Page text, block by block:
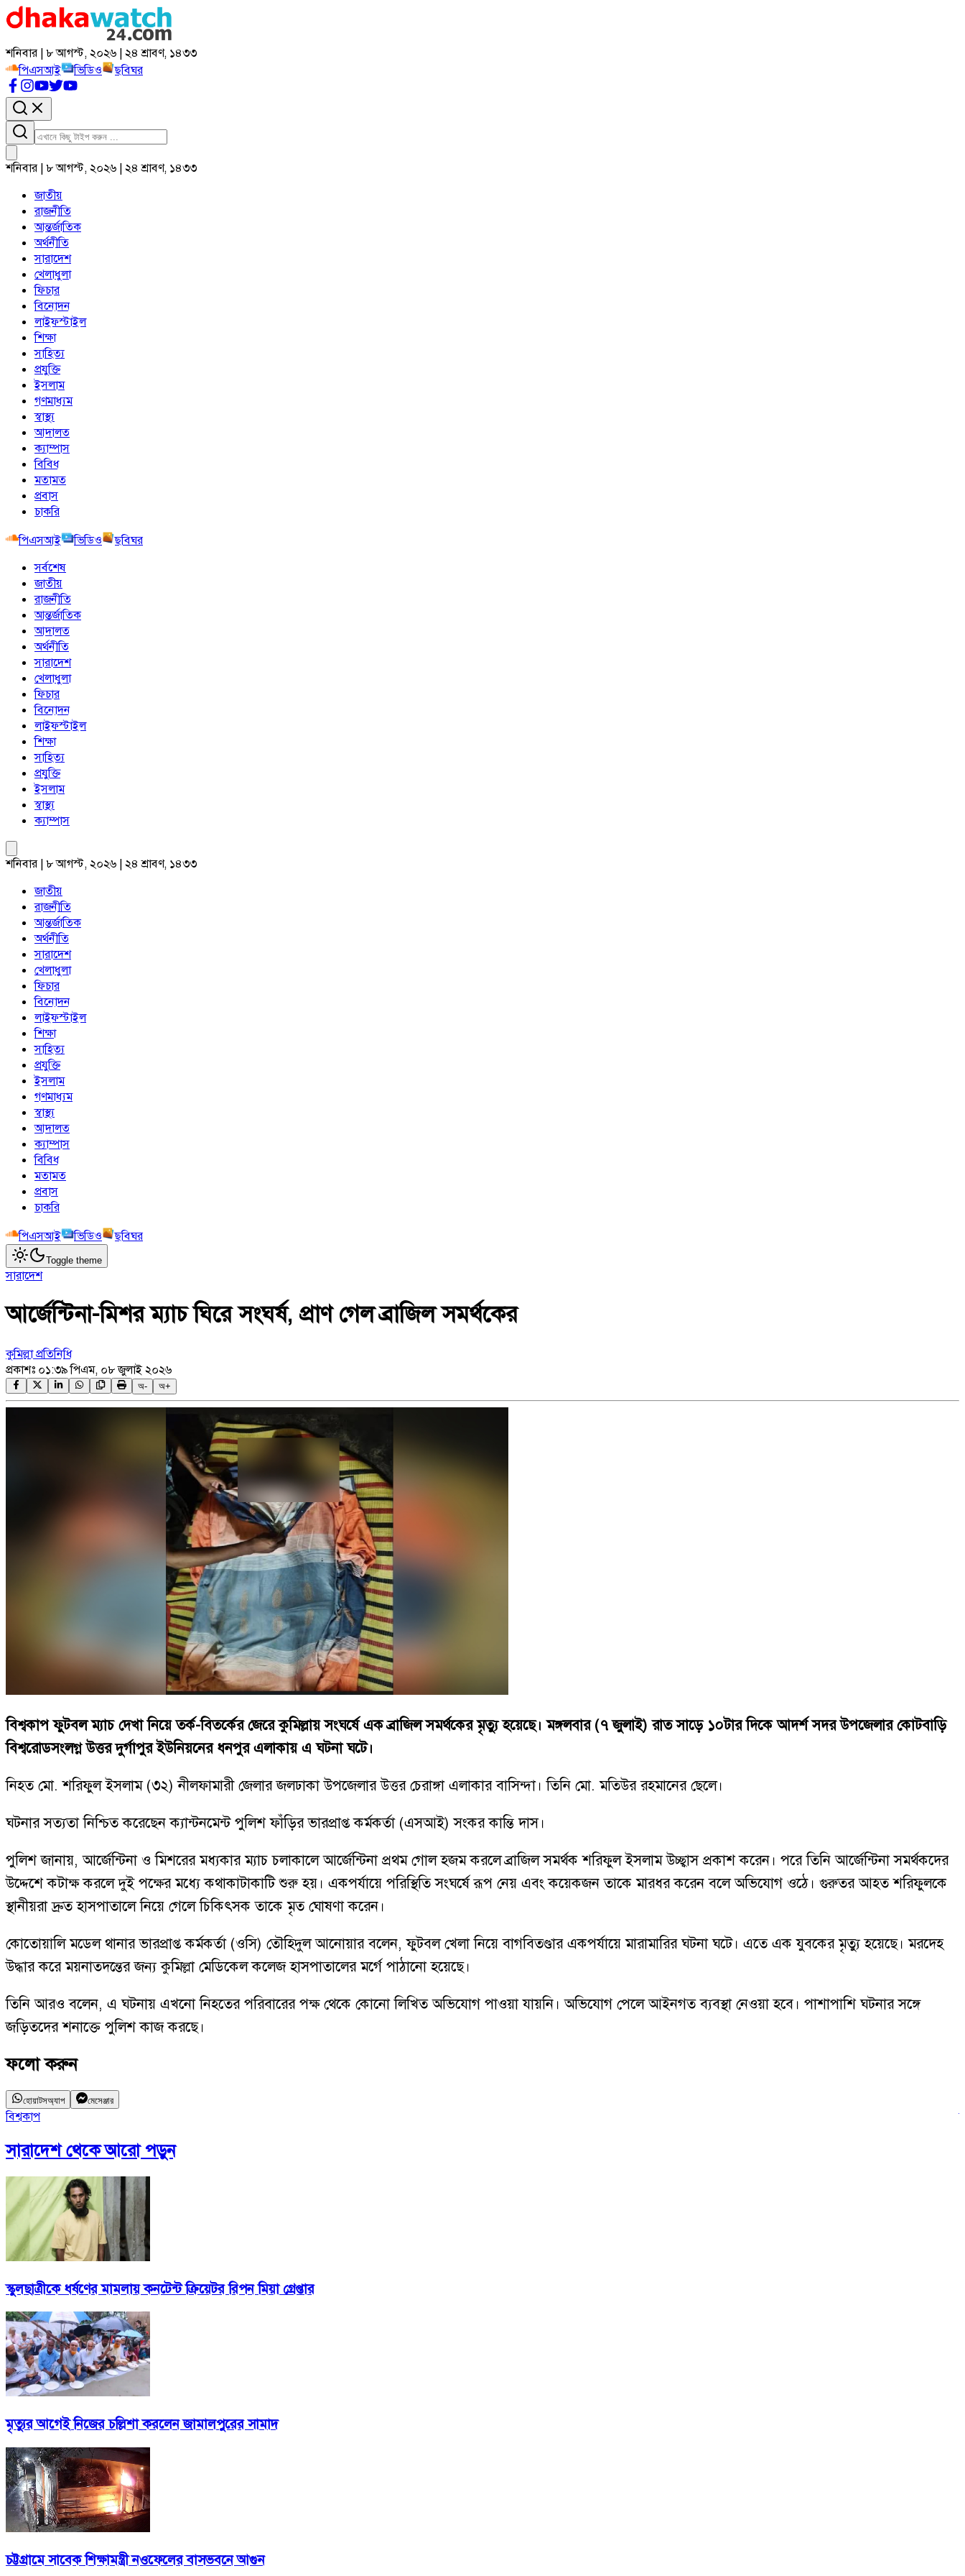
শনিবার | ৮ আগস্ট, ২০২৬ | ২৪ শ্রাবণ, ১৪৩৩
পিএসআই
ভিডিও ছবিঘর
শনিবার | ৮ আগস্ট, ২০২৬ | ২৪ শ্রাবণ, ১৪৩৩
জাতীয়
রাজনীতি
আন্তর্জাতিক
অর্থনীতি
সারাদেশ
খেলাধুলা
ফিচার
বিনোদন
লাইফস্টাইল
শিক্ষা
সাহিত্য
প্রযুক্তি
ইসলাম
গণমাধ্যম
স্বাস্থ্য
আদালত
ক্যাম্পাস
বিবিধ
মতামত
প্রবাস
চাকরি
পিএসআই
ভিডিও
ছবিঘর
সর্বশেষ
জাতীয়
রাজনীতি
আন্তর্জাতিক
আদালত
অর্থনীতি
সারাদেশ
খেলাধুলা
ফিচার
বিনোদন
লাইফস্টাইল
শিক্ষা
সাহিত্য
প্রযুক্তি
ইসলাম
স্বাস্থ্য
ক্যাম্পাস
শনিবার | ৮ আগস্ট, ২০২৬ | ২৪ শ্রাবণ, ১৪৩৩
জাতীয়
রাজনীতি
আন্তর্জাতিক
অর্থনীতি
সারাদেশ
খেলাধুলা
ফিচার
বিনোদন
লাইফস্টাইল
শিক্ষা
সাহিত্য
প্রযুক্তি
ইসলাম
গণমাধ্যম
স্বাস্থ্য
আদালত
ক্যাম্পাস
বিবিধ
মতামত
প্রবাস
চাকরি
পিএসআই
ভিডিও ছবিঘর
Toggle theme
সারাদেশ
আর্জেন্টিনা-মিশর ম্যাচ ঘিরে সংঘর্ষ, প্রাণ গেল ব্রাজিল সমর্থকের
কুমিল্লা প্রতিনিধি
প্রকাশঃ ০১:৩৯ পিএম, ০৮ জুলাই ২০২৬
অ- অ+
বিশ্বকাপ ফুটবল ম্যাচ দেখা নিয়ে তর্ক-বিতর্কের জেরে কুমিল্লায় সংঘর্ষে এক ব্রাজিল সমর্থকের মৃত্যু হয়েছে। মঙ্গলবার (৭ জুলাই) রাত সাড়ে ১০টার দিকে আদর্শ সদর উপজেলার কোটবাড়ি
বিশ্বরোডসংলগ্ন উত্তর দুর্গাপুর ইউনিয়নের ধনপুর এলাকায় এ ঘটনা ঘটে।
নিহত মো. শরিফুল ইসলাম (৩২) নীলফামারী জেলার জলঢাকা উপজেলার উত্তর চেরাঙ্গা এলাকার বাসিন্দা। তিনি মো. মতিউর রহমানের ছেলে।
ঘটনার সত্যতা নিশ্চিত করেছেন ক্যান্টনমেন্ট পুলিশ ফাঁড়ির ভারপ্রাপ্ত কর্মকর্তা (এসআই) সংকর কান্তি দাস।
পুলিশ জানায়, আর্জেন্টিনা ও মিশরের মধ্যকার ম্যাচ চলাকালে আর্জেন্টিনা প্রথম গোল হজম করলে ব্রাজিল সমর্থক শরিফুল ইসলাম উচ্ছ্বাস প্রকাশ করেন। পরে তিনি আর্জেন্টিনা সমর্থকদের
উদ্দেশে কটাক্ষ করলে দুই পক্ষের মধ্যে কথাকাটাকাটি শুরু হয়। একপর্যায়ে পরিস্থিতি সংঘর্ষে রূপ নেয় এবং কয়েকজন তাকে মারধর করেন বলে অভিযোগ ওঠে। গুরুতর আহত শরিফুলকে
স্থানীয়রা দ্রুত হাসপাতালে নিয়ে গেলে চিকিৎসক তাকে মৃত ঘোষণা করেন।
কোতোয়ালি মডেল থানার ভারপ্রাপ্ত কর্মকর্তা (ওসি) তৌহিদুল আনোয়ার বলেন, ফুটবল খেলা নিয়ে বাগবিতণ্ডার একপর্যায়ে মারামারির ঘটনা ঘটে। এতে এক যুবকের মৃত্যু হয়েছে। মরদেহ
উদ্ধার করে ময়নাতদন্তের জন্য কুমিল্লা মেডিকেল কলেজ হাসপাতালের মর্গে পাঠানো হয়েছে।
তিনি আরও বলেন, এ ঘটনায় এখনো নিহতের পরিবারের পক্ষ থেকে কোনো লিখিত অভিযোগ পাওয়া যায়নি। অভিযোগ পেলে আইনগত ব্যবস্থা নেওয়া হবে। পাশাপাশি ঘটনার সঙ্গে
জড়িতদের শনাক্তে পুলিশ কাজ করছে।
ফলো করুন
হোয়াটসঅ্যাপ মেসেঞ্জার
বিশ্বকাপ
সারাদেশথেকে আরো পড়ুন
স্কুলছাত্রীকে ধর্ষণের মামলায় কনটেন্ট ক্রিয়েটর রিপন মিয়া গ্রেপ্তার
মৃত্যুর আগেই নিজের চল্লিশা করলেন জামালপুরের সামাদ
চট্টগ্রামে সাবেক শিক্ষামন্ত্রী নওফেলের বাসভবনে আগুন